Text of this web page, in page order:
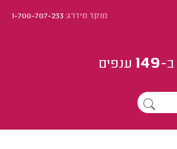
מוקד מידרג:1-700-707-233
ב-149 ענפים